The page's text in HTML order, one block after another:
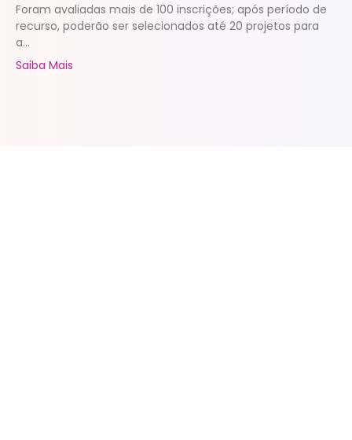
Foram avaliadas mais de 100 inscrições; após período de
recurso, poderão ser selecionados até 20 projetos para
a...
Saiba Mais